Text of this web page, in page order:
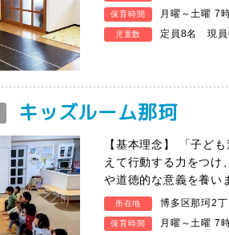
保育時間 月曜～土曜 7
児童数 定員8名 現員
キッズルーム那珂
【基本理念】 「子ど
えて行動する力をつけ
や道徳的な意義を養い
所在地 博多区那珂2
保育時間 月曜～土曜 7